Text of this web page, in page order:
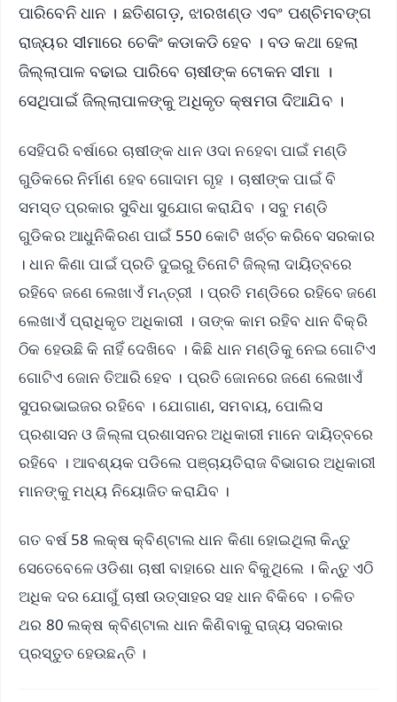
ପାରିବେନି ଧାନ । ଛତିଶଗଡ଼, ଝାରଖଣ୍ଡ ଏବଂ ପଶ୍ଚିମବଙ୍ଗ
ରାଜ୍ୟର ସୀମାରେ ଚେକିଂ କଡାକଡି ହେବ । ବଡ କଥା ହେଲା
ଜିଲ୍ଲାପାଳ ବଢାଇ ପାରିବେ ଚାଷୀଙ୍କ ଟୋକନ ସୀମା ।
ସେଥିପାଇଁ ଜିଲ୍ଲାପାଳଙ୍କୁ ଅଧିକୃତ କ୍ଷମତା ଦିଆଯିବ ।
ସେହିପରି ବର୍ଷାରେ ଚାଷୀଙ୍କ ଧାନ ଓଦା ନହେବା ପାଇଁ ମଣ୍ଡି
ଗୁଡିକରେ ନିର୍ମାଣ ହେବ ଗୋଦାମ ଗୃହ । ଚାଷୀଙ୍କ ପାଇଁ ବି
ସମସ୍ତ ପ୍ରକାର ସୁବିଧା ସୁଯୋଗ କରାଯିବ । ସବୁ ମଣ୍ଡି
ଗୁଡିକର ଆଧୁନିକିରଣ ପାଇଁ 550 କୋଟି ଖର୍ଚ୍ଚ କରିବେ ସରକାର
। ଧାନ କିଣା ପାଇଁ ପ୍ରତି ଦୁଇରୁ ତିନୋଟି ଜିଲ୍ଲା ଦାୟିତ୍ବରେ
ରହିବେ ଜଣେ ଲେଖାଏଁ ମନ୍ତ୍ରୀ । ପ୍ରତି ମଣ୍ଡିରେ ରହିବେ ଜଣେ
ଲେଖାଏଁ ପ୍ରାଧିକୃତ ଅଧିକାରୀ । ତାଙ୍କ କାମ ରହିବ ଧାନ ବିକ୍ରି
ଠିକ ହେଉଛି କି ନାହିଁ ଦେଖିବେ । କିଛି ଧାନ ମଣ୍ଡିକୁ ନେଇ ଗୋଟିଏ
ଗୋଟିଏ ଜୋନ ତିଆରି ହେବ । ପ୍ରତି ଜୋନରେ ଜଣେ ଲେଖାଏଁ
ସୁପରଭାଇଜର ରହିବେ । ଯୋଗାଣ, ସମବାୟ, ପୋଲିସ
ପ୍ରଶାସନ ଓ ଜିଲ୍ଳା ପ୍ରଶାସନର ଅଧିକାରୀ ମାନେ ଦାୟିତ୍ବରେ
ରହିବେ । ଆବଶ୍ୟକ ପଡିଲେ ପଞ୍ଚାୟତିରାଜ ବିଭାଗର ଅଧିକାରୀ
ମାନଙ୍କୁ ମଧ୍ୟ ନିୟୋଜିତ କରାଯିବ ।
ଗତ ବର୍ଷ 58 ଲକ୍ଷ କ୍ବିଣ୍ଟାଲ ଧାନ କିଣା ହୋଇଥିଲା କିନ୍ତୁ
ସେତେବେଳେ ଓଡିଶା ଚାଷୀ ବାହାରେ ଧାନ ବିକୁଥିଲେ । କିନ୍ତୁ ଏଠି
ଅଧିକ ଦର ଯୋଗୁଁ ଚାଷୀ ଉତ୍ସାହର ସହ ଧାନ ବିକିବେ । ଚଳିତ
ଥର 80 ଲକ୍ଷ କ୍ବିଣ୍ଟାଲ ଧାନ କିଣିବାକୁ ରାଜ୍ୟ ସରକାର
ପ୍ରସ୍ତୁତ ହେଉଛନ୍ତି ।